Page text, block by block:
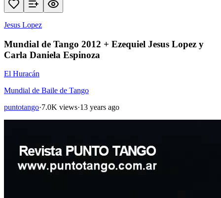
Jesus Lopez
Mundial de Tango 2012 + Ezequiel Jesus Lopez y
Carla Daniela Espinoza
El Huracán
Mundial de Baile de Tango
puntotango·7.0K views·13 years ago